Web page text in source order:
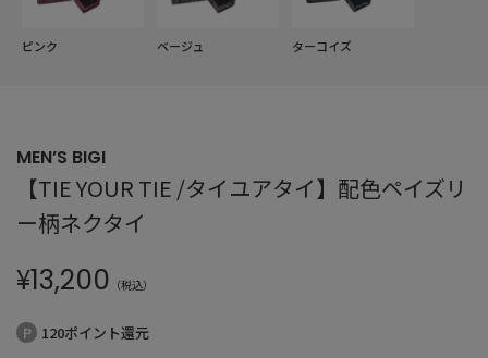
ピンク ベージュ ターコイズ
MEN’S BIGI
【TIE YOUR TIE /タイユアタイ】配色ペイズリ
ー柄ネクタイ
¥13,200 （税込）
120ポイント還元